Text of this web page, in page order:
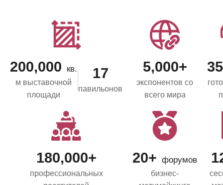
200,000 кв.
м выставочной
площади
17
павильонов
5,000+
экспонентов со
всего мира
180,000+
профессиональных
20+ форумов
бизнес-